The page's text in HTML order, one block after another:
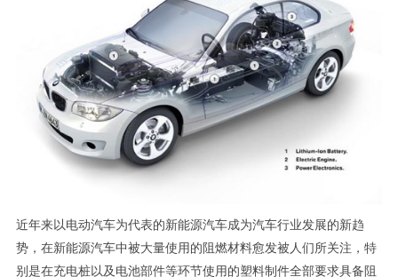
近年来以电动汽车为代表的新能源汽车成为汽车行业发展的新趋
势，在新能源汽车中被大量使用的阻燃材料愈发被人们所关注，特
别是在充电桩以及电池部件等环节使用的塑料制件全部要求具备阻